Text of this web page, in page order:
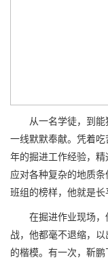
从一名学徒，到能
一线默默奉献。凭着
年的掘进工作经验，
应对各种复杂的地质
班组的榜样，他就是长
在掘进作业现场，
战，他都毫不退缩，
的楷模。有一次，靳鹏